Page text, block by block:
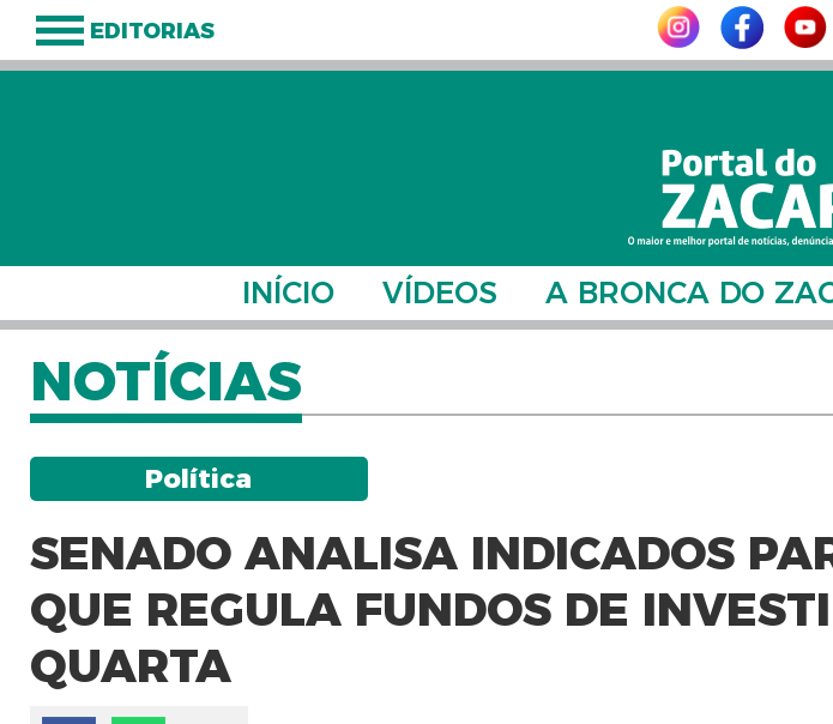
EDITORIAS
INÍCIO VÍDEOS A BRONCA DO
NOTÍCIAS
Política
SENADO ANALISA INDICADOS
QUE REGULA FUNDOS DE
QUARTA